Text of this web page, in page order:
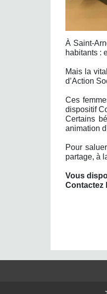
À Saint-
habitants :
Mais la
d’Action
Ces
dispositif
Certains
animation
Pour
partage, à
Vous
Contactez